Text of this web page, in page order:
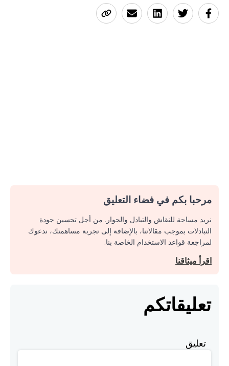
مرحبا بكم في فضاء التعليق
نريد مساحة للنقاش والتبادل والحوار. من أجل تحسين جودة
التبادلات بموجب مقالاتنا، بالإضافة إلى تجربة مساهمتك، ندعوك
لمراجعة قواعد الاستخدام الخاصة بنا.
اقرأ ميثاقنا
تعليقاتكم
تعليق